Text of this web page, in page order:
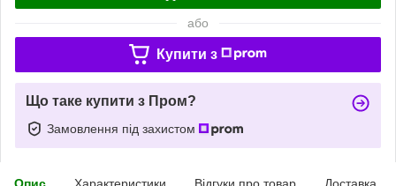
або
Купити з
Що таке купити з Пром?
Замовлення під захистом
Опис Характеристики Відгуки про товар Доставка